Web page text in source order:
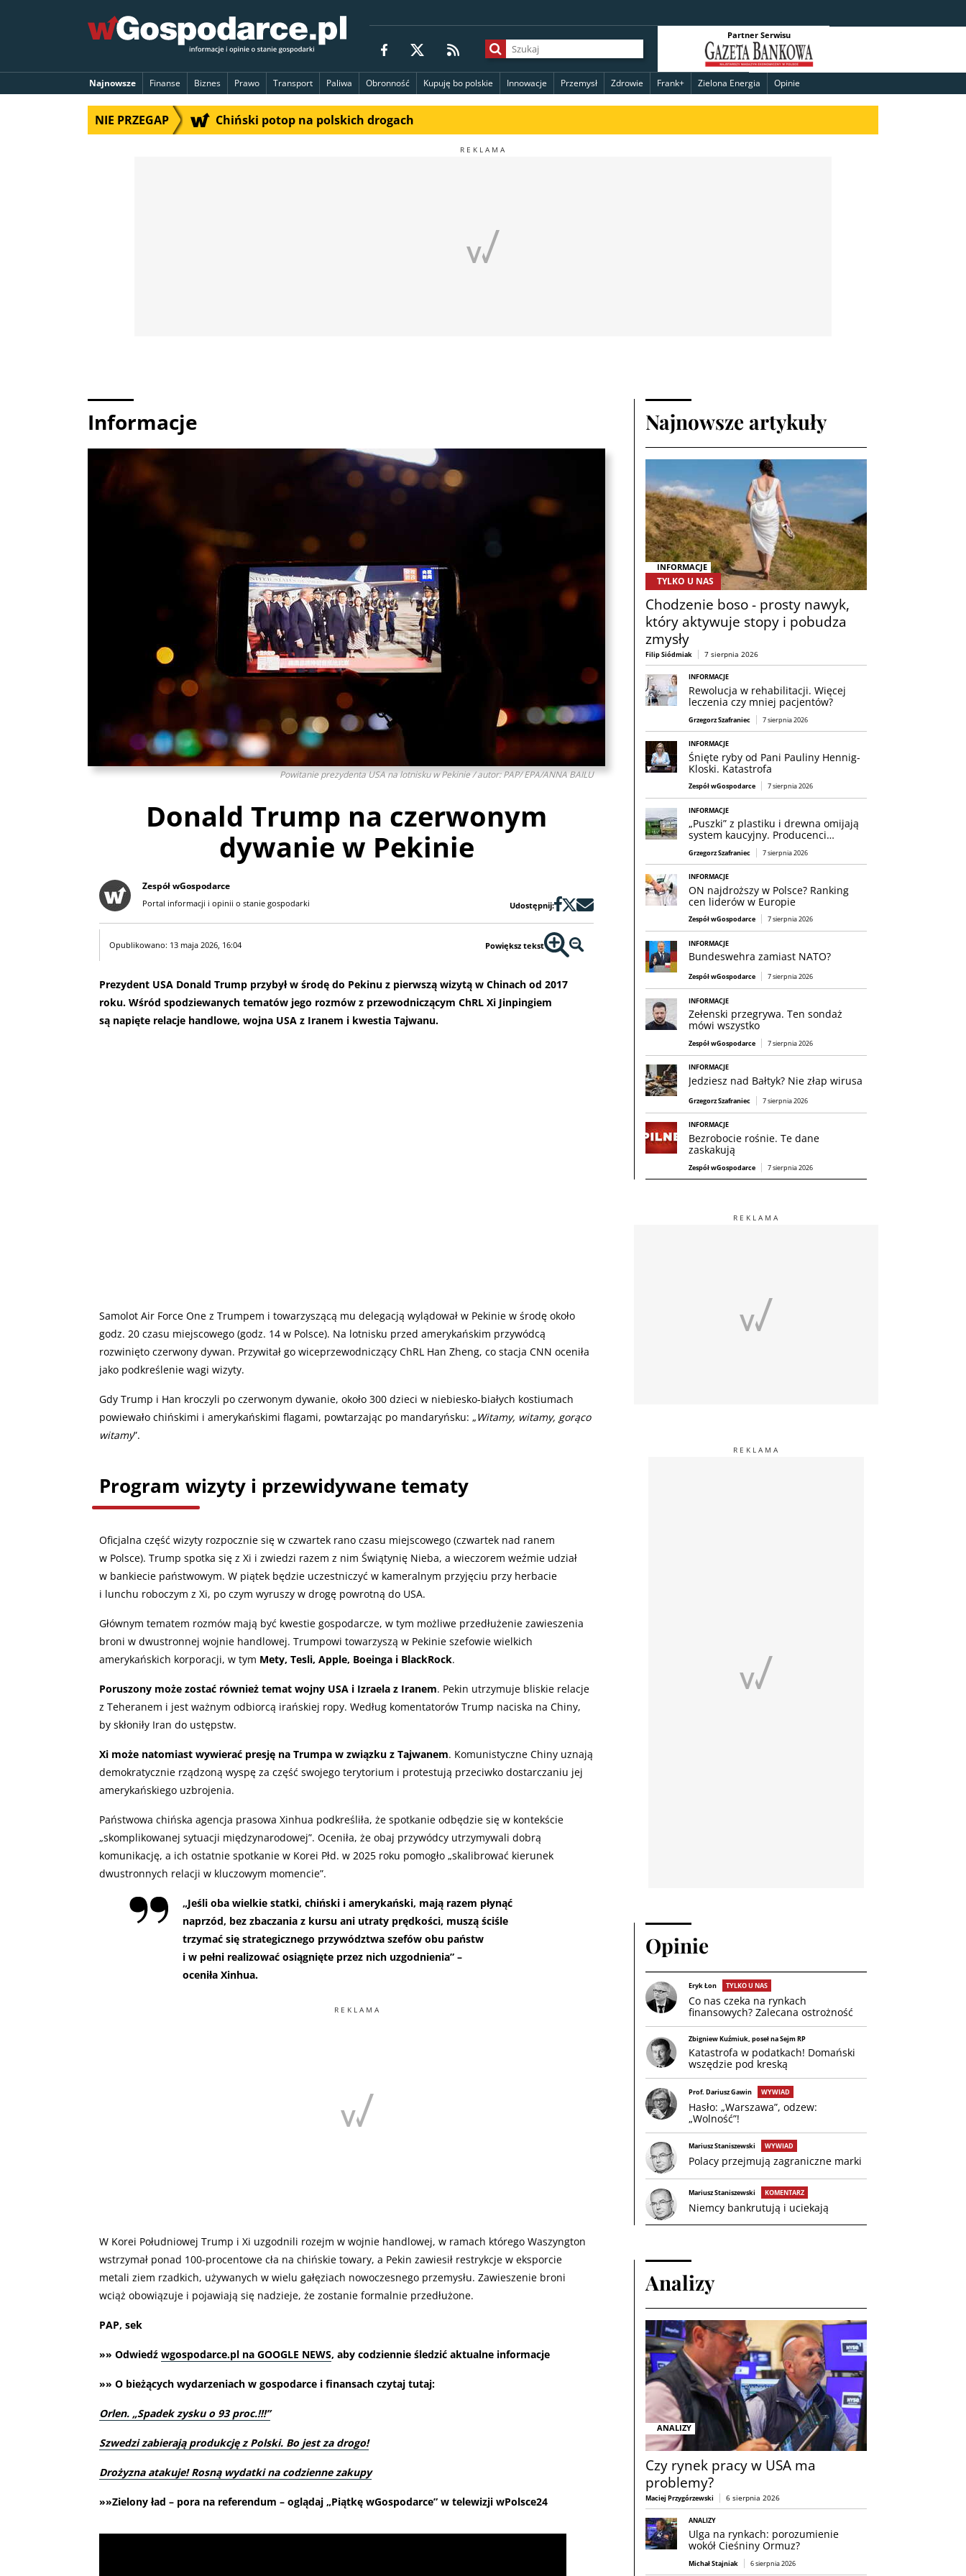
Partner Serwisu
Najnowsze Finanse Biznes Prawo Transport Paliwa Obronność Kupuję bo polskie Innowacje Przemysł Zdrowie Frank+ Zielona Energia Opinie
NIE PRZEGAP Chiński potop na polskich drogach
Informacje
Powitanie prezydenta USA na lotnisku w Pekinie / autor: PAP/ EPA/ANNA BAILU
Donald Trump na czerwonym
dywanie w Pekinie
Zespół wGospodarce
Portal informacji i opinii o stanie gospodarki Udostępnij:
Opublikowano: 13 maja 2026, 16:04 Powiększ tekst
Prezydent USA Donald Trump przybył w środę do Pekinu z pierwszą wizytą w Chinach od 2017
roku. Wśród spodziewanych tematów jego rozmów z przewodniczącym ChRL Xi Jinpingiem
są napięte relacje handlowe, wojna USA z Iranem i kwestia Tajwanu.
Samolot Air Force One z Trumpem i towarzyszącą mu delegacją wylądował w Pekinie w środę około
godz. 20 czasu miejscowego (godz. 14 w Polsce). Na lotnisku przed amerykańskim przywódcą
rozwinięto czerwony dywan. Przywitał go wiceprzewodniczący ChRL Han Zheng, co stacja CNN oceniła
jako podkreślenie wagi wizyty.
Gdy Trump i Han kroczyli po czerwonym dywanie, około 300 dzieci w niebiesko-białych kostiumach
powiewało chińskimi i amerykańskimi flagami, powtarzając po mandaryńsku: „Witamy, witamy, gorąco
witamy”.
Program wizyty i przewidywane tematy
Oficjalna część wizyty rozpocznie się w czwartek rano czasu miejscowego (czwartek nad ranem
w Polsce). Trump spotka się z Xi i zwiedzi razem z nim Świątynię Nieba, a wieczorem weźmie udział
w bankiecie państwowym. W piątek będzie uczestniczyć w kameralnym przyjęciu przy herbacie
i lunchu roboczym z Xi, po czym wyruszy w drogę powrotną do USA.
Głównym tematem rozmów mają być kwestie gospodarcze, w tym możliwe przedłużenie zawieszenia
broni w dwustronnej wojnie handlowej. Trumpowi towarzyszą w Pekinie szefowie wielkich
amerykańskich korporacji, w tym Mety, Tesli, Apple, Boeinga i BlackRock.
Poruszony może zostać również temat wojny USA i Izraela z Iranem. Pekin utrzymuje bliskie relacje
z Teheranem i jest ważnym odbiorcą irańskiej ropy. Według komentatorów Trump naciska na Chiny,
by skłoniły Iran do ustępstw.
Xi może natomiast wywierać presję na Trumpa w związku z Tajwanem. Komunistyczne Chiny uznają
demokratycznie rządzoną wyspę za część swojego terytorium i protestują przeciwko dostarczaniu jej
amerykańskiego uzbrojenia.
Państwowa chińska agencja prasowa Xinhua podkreśliła, że spotkanie odbędzie się w kontekście
„skomplikowanej sytuacji międzynarodowej”. Oceniła, że obaj przywódcy utrzymywali dobrą
komunikację, a ich ostatnie spotkanie w Korei Płd. w 2025 roku pomogło „skalibrować kierunek
dwustronnych relacji w kluczowym momencie”.
„Jeśli oba wielkie statki, chiński i amerykański, mają razem płynąć
naprzód, bez zbaczania z kursu ani utraty prędkości, muszą ściśle
trzymać się strategicznego przywództwa szefów obu państw
i w pełni realizować osiągnięte przez nich uzgodnienia” –
oceniła Xinhua.
REKLAMA
W Korei Południowej Trump i Xi uzgodnili rozejm w wojnie handlowej, w ramach którego Waszyngton
wstrzymał ponad 100-procentowe cła na chińskie towary, a Pekin zawiesił restrykcje w eksporcie
metali ziem rzadkich, używanych w wielu gałęziach nowoczesnego przemysłu. Zawieszenie broni
wciąż obowiązuje i pojawiają się nadzieje, że zostanie formalnie przedłużone.
PAP, sek
»» Odwiedź wgospodarce.pl na GOOGLE NEWS, aby codziennie śledzić aktualne informacje
»» O bieżących wydarzeniach w gospodarce i finansach czytaj tutaj:
Orlen. „Spadek zysku o 93 proc.!!!”
Szwedzi zabierają produkcję z Polski. Bo jest za drogo!
Drożyzna atakuje! Rosną wydatki na codzienne zakupy
»»Zielony ład – pora na referendum – oglądaj „Piątkę wGospodarce” w telewizji wPolsce24
Najnowsze artykuły
INFORMACJE
TYLKO U NAS
Chodzenie boso - prosty nawyk,
który aktywuje stopy i pobudza
zmysły
Filip Siódmiak 7 sierpnia 2026
INFORMACJE
Rewolucja w rehabilitacji. Więcej
leczenia czy mniej pacjentów?
Grzegorz Szafraniec 7 sierpnia 2026
INFORMACJE
Śnięte ryby od Pani Pauliny Hennig-
Kloski. Katastrofa
Zespół wGospodarce 7 sierpnia 2026
INFORMACJE
„Puszki” z plastiku i drewna omijają
system kaucyjny. Producenci…
Grzegorz Szafraniec 7 sierpnia 2026
INFORMACJE
ON najdroższy w Polsce? Ranking
cen liderów w Europie
Zespół wGospodarce 7 sierpnia 2026
INFORMACJE
Bundeswehra zamiast NATO?
Zespół wGospodarce 7 sierpnia 2026
INFORMACJE
Zełenski przegrywa. Ten sondaż
mówi wszystko
Zespół wGospodarce 7 sierpnia 2026
INFORMACJE
Jedziesz nad Bałtyk? Nie złap wirusa
Grzegorz Szafraniec 7 sierpnia 2026
INFORMACJE
Bezrobocie rośnie. Te dane
zaskakują
Zespół wGospodarce 7 sierpnia 2026
Opinie
Eryk Łon TYLKO U NAS
Co nas czeka na rynkach
finansowych? Zalecana ostrożność
Zbigniew Kuźmiuk, poseł na Sejm RP
Katastrofa w podatkach! Domański
wszędzie pod kreską
Prof. Dariusz Gawin WYWIAD
Hasło: „Warszawa”, odzew:
„Wolność”!
Mariusz Staniszewski WYWIAD
Polacy przejmują zagraniczne marki
Mariusz Staniszewski KOMENTARZ
Niemcy bankrutują i uciekają
Analizy
ANALIZY
Czy rynek pracy w USA ma
problemy?
Maciej Przygórzewski 6 sierpnia 2026
ANALIZY
Ulga na rynkach: porozumienie
wokół Cieśniny Ormuz?
Michał Stajniak 6 sierpnia 2026